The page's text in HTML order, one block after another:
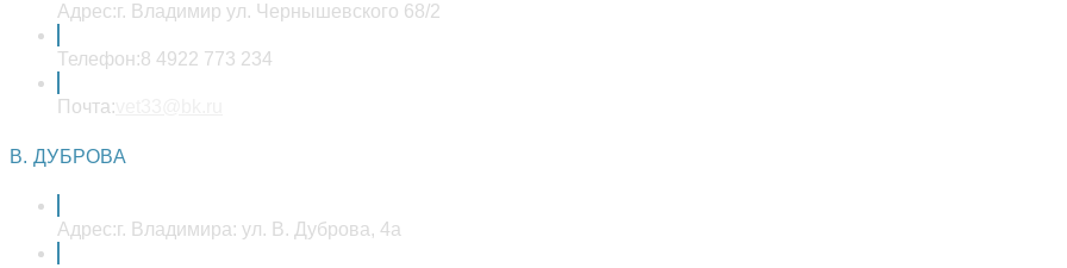
Адрес:г. Владимир ул. Чернышевского 68/2
Телефон:8 4922 773 234
Почта:
В. ДУБРОВА
Адрес:г. Владимира: ул. В. Дуброва, 4а